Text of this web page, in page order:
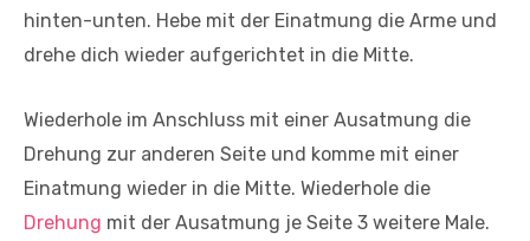
hinten-unten. Hebe mit der Einatmung die Arme und
drehe dich wieder aufgerichtet in die Mitte.
Wiederhole im Anschluss mit einer Ausatmung die
Drehung zur anderen Seite und komme mit einer
Einatmung wieder in die Mitte. Wiederhole die
Drehung mit der Ausatmung je Seite 3 weitere Male.